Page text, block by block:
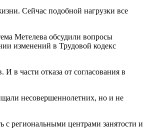
Сейчас подобной нагрузки все
Метелева обсудили вопросы
изменений в Трудовой кодекс
в части отказа от согласования в
несовершеннолетних, но и не
с региональными центрами занятости и